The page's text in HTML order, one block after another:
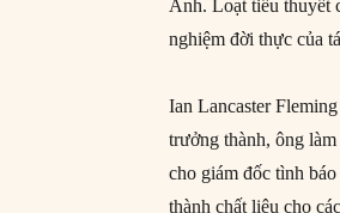
Anh. Loạt tiểu thuyết
nghiệm đời thực của
Ian Lancaster
trưởng thành, ông
cho giám đốc tình
thành chất liệu cho